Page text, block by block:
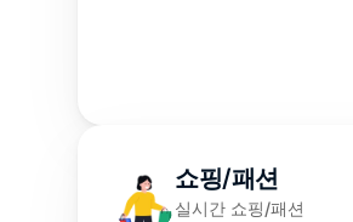
쇼핑/패션
실시간 쇼핑/패션